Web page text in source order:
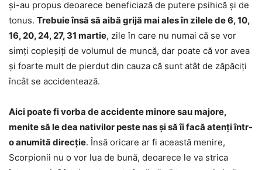
și-au propus deoarece beneficiază de putere psihică și de
tonus. Trebuie însă să aibă grijă mai ales în zilele de 6, 10,
16, 20, 24, 27, 31 martie, zile în care nu numai că se vor
simți copleșiți de volumul de muncă, dar poate că vor avea
și foarte mult de pierdut din cauza că sunt atât de zăpăciți
încât se accidentează.
Aici poate fi vorba de accidente minore sau majore,
menite să le dea nativilor peste nas și să îi facă atenți într-
o anumită direcție. Însă oricare ar fi această menire,
Scorpionii nu o vor lua de bună, deoarece le va strica